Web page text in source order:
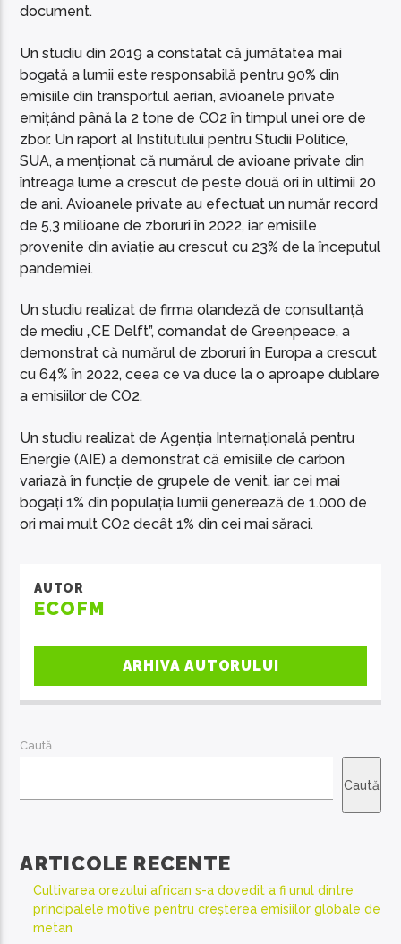
document.
Un studiu din 2019 a constatat că jumătatea mai
bogată a lumii este responsabilă pentru 90% din
emisiile din transportul aerian, avioanele private
emițând până la 2 tone de CO2 în timpul unei ore de
zbor. Un raport al Institutului pentru Studii Politice,
SUA, a menționat că numărul de avioane private din
întreaga lume a crescut de peste două ori în ultimii 20
de ani. Avioanele private au efectuat un număr record
de 5,3 milioane de zboruri în 2022, iar emisiile
provenite din aviație au crescut cu 23% de la începutul
pandemiei.
Un studiu realizat de firma olandeză de consultanță
de mediu „CE Delft”, comandat de Greenpeace, a
demonstrat că numărul de zboruri în Europa a crescut
cu 64% în 2022, ceea ce va duce la o aproape dublare
a emisiilor de CO2.
Un studiu realizat de Agenția Internațională pentru
Energie (AIE) a demonstrat că emisiile de carbon
variază în funcție de grupele de venit, iar cei mai
bogați 1% din populația lumii generează de 1.000 de
ori mai mult CO2 decât 1% din cei mai săraci.
AUTOR
ECOFM
ARHIVA AUTORULUI
Caută
Caută
ARTICOLE RECENTE
Cultivarea orezului african s-a dovedit a fi unul dintre
principalele motive pentru creșterea emisiilor globale de
metan